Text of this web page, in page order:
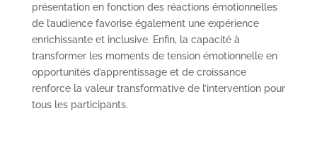
présentation en fonction des réactions émotionnelles
de l’audience favorise également une expérience
enrichissante et inclusive. Enfin, la capacité à
transformer les moments de tension émotionnelle en
opportunités d’apprentissage et de croissance
renforce la valeur transformative de l’intervention pour
tous les participants.